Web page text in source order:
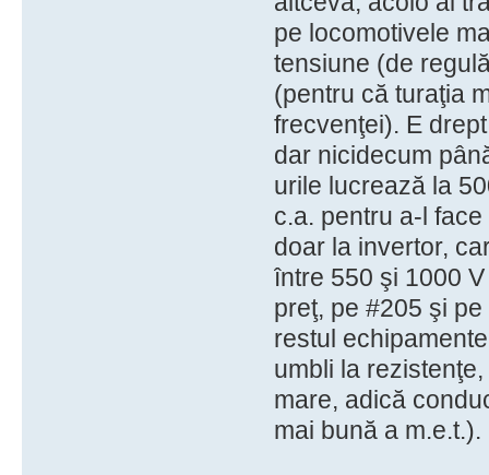
pe locomotivele
tensiune (de
(pentru că turaţia
frecvenţei). E
dar nicidecum
urile lucrează la
c.a. pentru a-l
doar la invertor,
între 550 şi 1000
preţ, pe #205 şi
restul
umbli la
mare, adică
mai bună a m.e.t.).